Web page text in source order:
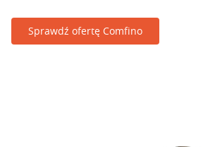
Sprawdź ofertę Comfino